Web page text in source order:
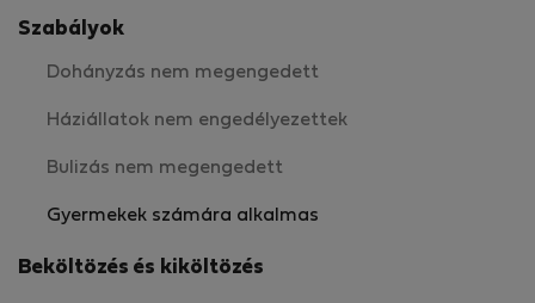
Szabályok
Dohányzás nem megengedett
Háziállatok nem engedélyezettek
Bulizás nem megengedett
Gyermekek számára alkalmas
Beköltözés és kiköltözés